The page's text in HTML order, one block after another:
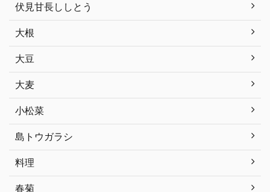
伏見甘長ししとう
大根
大豆
大麦
小松菜
島トウガラシ
料理
春菊